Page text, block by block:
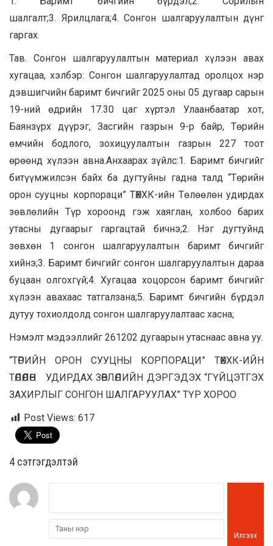
шалгалт;3. Ярилцлага;4. Сонгон шалгаруулалтын дүнг
гаргах.
Тав. Сонгон шалгаруулалтын материал хүлээн авах
хугацаа, хэлбэр: Сонгон шалгаруулалтад оролцох нэр
дэвшигчийн баримт бичгийг 2025 оны 05 дугаар сарын
19-ний өдрийн 17.30 цаг хүртэл Улаанбаатар хот,
Баянзүрх дүүрэг, Засгийн газрын 9-р байр, Төрийн
өмчийн бодлого, зохицуулалтын газрын 227 тоот
өрөөнд хүлээн авна.Анхаарах зүйлс:1. Баримт бичгийг
битүүмжилсэн байх ба дугтуйны гадна талд “Төрийн
орон сууцны корпораци” ТӨХХК-ийн Төлөөлөн удирдах
зөвлөлийн Түр хороонд гэж хаяглан, холбоо барих
утасны дугаарыг гаргацтай бичнэ;2. Нэг дугтуйнд
зөвхөн 1 сонгон шалгаруулалтын баримт бичгийг
хийнэ;3. Баримт бичгийг сонгон шалгаруулалтын дараа
буцаан олгохгүй;4.Хугацаа хоцорсон баримт бичгийг
хүлээн авахаас татгалзана;5. Баримт бичгийн бүрдэл
дутуу тохиолдолд сонгон шалгаруулалтаас хасна;
Нэмэлт мэдээллийг 261202 дугаарын утаснаас авна уу.
“ТӨРИЙН ОРОН СУУЦНЫ КОРПОРАЦИ” ТӨХХК-ИЙН
ТӨЛӨӨЛӨН УДИРДАХ ЗӨВЛӨЛИЙН ДЭРГЭДЭХ “ГҮЙЦЭТГЭХ
ЗАХИРЛЫГ СОНГОН ШАЛГАРУУЛАХ” ТҮР ХОРОО
Post Views: 617
4 cэтгэгдэлтэй
Илгээх